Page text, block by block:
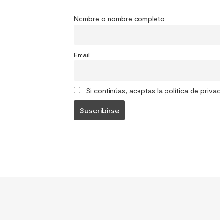
Nombre o nombre completo
Email
Si continúas, aceptas la política de